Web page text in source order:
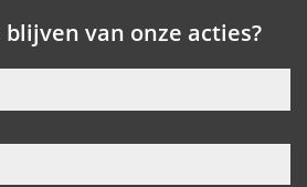
blijven van onze acties?